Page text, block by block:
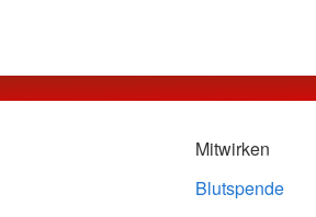
Mitwirken
Blutspende